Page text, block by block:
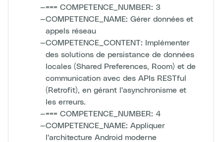
—=== COMPETENCE_NUMBER: 3
—COMPETENCE_NAME: Gérer données et
appels réseau
—COMPETENCE_CONTENT: Implémenter
des solutions de persistance de données
locales (Shared Preferences, Room) et de
communication avec des APIs RESTful
(Retrofit), en gérant l'asynchronisme et
les erreurs.
—=== COMPETENCE_NUMBER: 4
—COMPETENCE_NAME: Appliquer
l'architecture Android moderne